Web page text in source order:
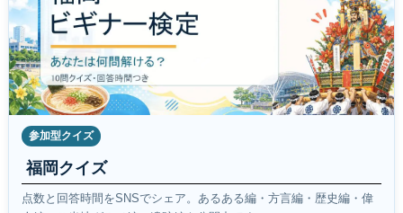
参加型クイズ
福岡クイズ
点数と回答時間をSNSでシェア。あるある編・方言編・歴史編・偉